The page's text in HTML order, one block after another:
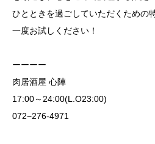
ひとときを過ごしていただくための
一度お試しください！
ーーーー
肉居酒屋 心陣
17:00～24:00(L.O23:00)
072−276-4971